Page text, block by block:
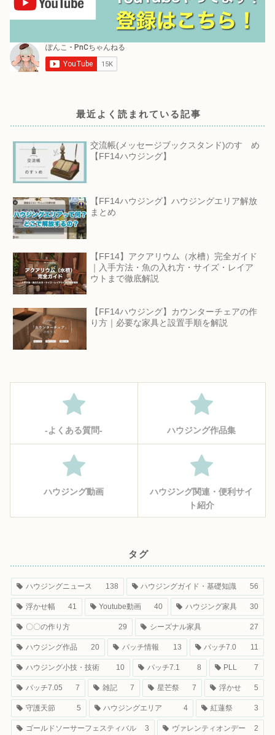
最近よく読まれている記事
交流帳(メッセージブックスタンド)のすゝめ
【FF14ハウジング】
【FF14ハウジング】ハウジングエリア解放
まとめ
【FF14】アクアリウム（水槽）完全ガイド
｜入手方法・魚の入れ方・サイズ・レイア
ウトまで徹底解説
【FF14ハウジング】カウンターチェアの作
り方｜必要な家具と設置手順を解説
‐よくある質問‐ ハウジング作品集
ハウジング動画
ハウジング関連・便利サイ
ト紹介
タグ
ハウジングニュース 138 ハウジングガイド・基礎知識 56
浮かせ幅 41 Youtube動画 40 ハウジング家具 30
〇〇の作り方 29 シーズナル家具 27
ハウジング作品 20 パッチ情報 13 パッチ7.0 11
ハウジング小技・技術 10 パッチ7.1 8 PLL 7
パッチ7.05 7 雑記 7 星芒祭 7 浮かせ 5
守護天節 5 ハウジングエリア 4 紅蓮祭 3
ゴールドソーサーフェスティバル 3 ヴァレンティオンデー 2